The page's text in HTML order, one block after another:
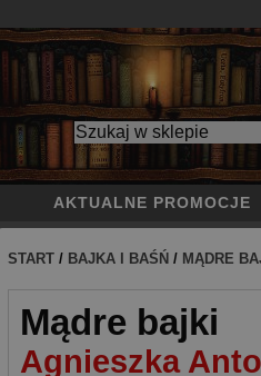
AKTUALNE PROMOCJE
START / BAJKA I BAŚŃ / MĄDRE
Mądre bajki
Agnieszka